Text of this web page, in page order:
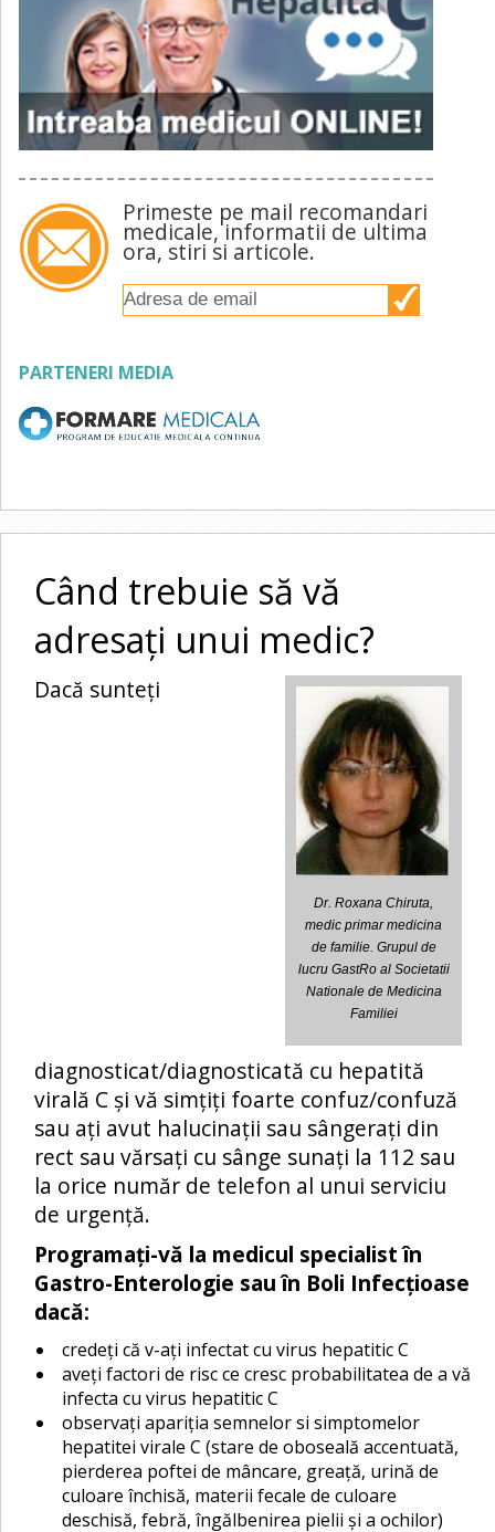
Primeste pe mail recomandari
medicale, informatii de ultima
ora, stiri si articole.
PARTENERI MEDIA
Când trebuie să vă
adresați unui medic?
Dr. Roxana Chiruta,
medic primar medicina
de familie. Grupul de
lucru GastRo al Societatii
Nationale de Medicina
Familiei
Dacă sunteți
diagnosticat/diagnosticată cu hepatită
virală C și vă simțiți foarte confuz/confuză
sau ați avut halucinații sau sângerați din
rect sau vărsați cu sânge sunați la 112 sau
la orice număr de telefon al unui serviciu
de urgență.
Programați-vă la medicul specialist în
Gastro-Enterologie sau în Boli Infecțioase
dacă:
credeți că v-ați infectat cu virus hepatitic C
aveți factori de risc ce cresc probabilitatea de a vă
infecta cu virus hepatitic C
observați apariția semnelor si simptomelor
hepatitei virale C (stare de oboseală accentuată,
pierderea poftei de mâncare, greață, urină de
culoare închisă, materii fecale de culoare
deschisă, febră, îngălbenirea pielii și a ochilor)